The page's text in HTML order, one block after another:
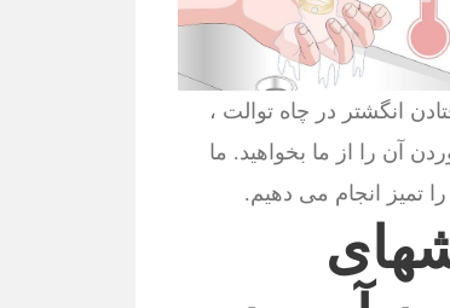
انگشتر در چاه توالت ،
آن را از ما بخواهید. ما
تمیز انجام می دهیم.